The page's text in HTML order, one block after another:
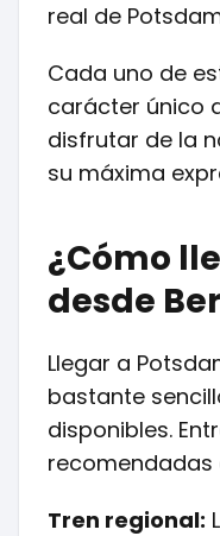
real de
Cada uno de
carácter único
disfrutar de la
su máxima
¿Cómo
desde
Llegar a
bastante
disponibles.
recomendadas
Tren regional: